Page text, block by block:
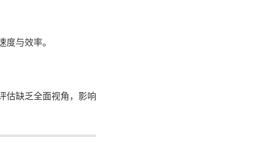
与效率。
估缺乏全面视角，影响